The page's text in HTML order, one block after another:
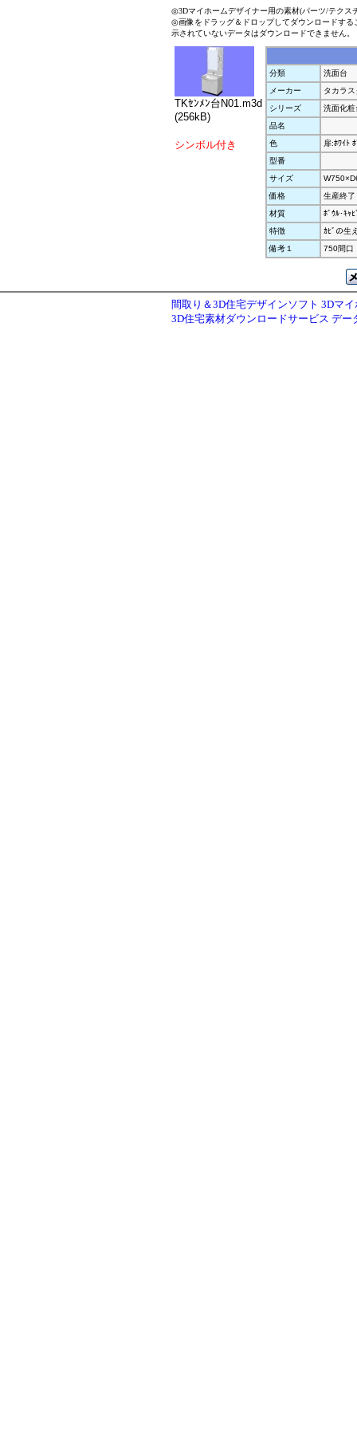
◎3Dマイホームデザイナー用の素材(パーツ/テクス
◎画像をドラッグ＆ドロップしてダウンロードす
示されていないデータはダウンロードできません。
TKｾﾝﾒﾝ台N01.m3d
(256kB)
シンボル付き
分類
洗面台
メーカー
タカラ
シリーズ
洗面化粧
品名
色
扉:ﾎﾜｲﾄ
型番
サイズ
価格
生産終了
材質
ﾎﾞｳﾙ･ｷｬ
特徴
ｶﾋﾞの生
備考１
750間口
間取り＆3D住宅デザインソフト 3Dマ
3D住宅素材ダウンロードサービス デー